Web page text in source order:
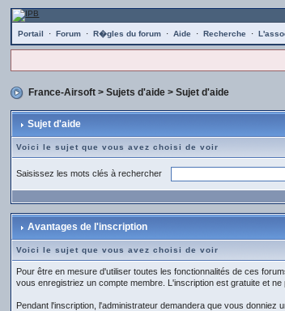
Portail · Forum · R�gles du forum · Aide · Recherche ·
France-Airsoft >Sujets d'aide > Sujet d'aide
Sujet d'aide
Voici le sujet que vous avez choisi de voir
Saisissez les mots clés à rechercher
Avantages de l'inscription
Voici le sujet que vous avez choisi de voir
Pour être en mesure d'utiliser toutes les fonctionnalités de ces
vous enregistriez un compte membre. L'inscription est gratuite et ne
Pendant l'inscription, l'administrateur demandera que vous donniez